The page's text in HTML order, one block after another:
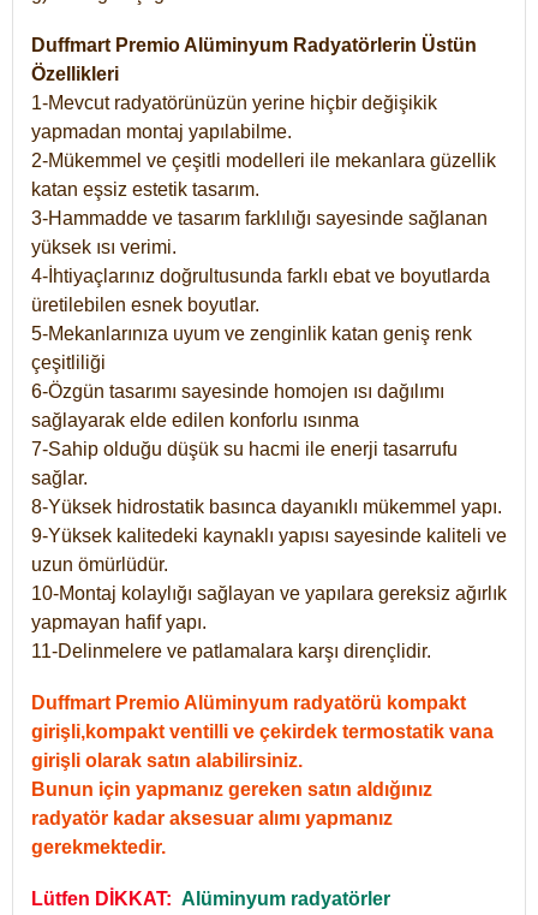
Duffmart Premio Alüminyum Radyatörlerin Üstün
Özellikleri
1-Mevcut radyatörünüzün yerine hiçbir değişikik
yapmadan montaj yapılabilme.
2-Mükemmel ve çeşitli modelleri ile mekanlara güzellik
katan eşsiz estetik tasarım.
3-Hammadde ve tasarım farklılığı sayesinde sağlanan
yüksek ısı verimi.
4-İhtiyaçlarınız doğrultusunda farklı ebat ve boyutlarda
üretilebilen esnek boyutlar.
5-Mekanlarınıza uyum ve zenginlik katan geniş renk
çeşitliliği
6-Özgün tasarımı sayesinde homojen ısı dağılımı
sağlayarak elde edilen konforlu ısınma
7-Sahip olduğu düşük su hacmi ile enerji tasarrufu
sağlar.
8-Yüksek hidrostatik basınca dayanıklı mükemmel yapı.
9-Yüksek kalitedeki kaynaklı yapısı sayesinde kaliteli ve
uzun ömürlüdür.
10-Montaj kolaylığı sağlayan ve yapılara gereksiz ağırlık
yapmayan hafif yapı.
11-Delinmelere ve patlamalara karşı dirençlidir.
Duffmart Premio Alüminyum radyatörü kompakt
girişli,kompakt ventilli ve çekirdek termostatik vana
girişli olarak satın alabilirsiniz.
Bunun için yapmanız gereken satın aldığınız
radyatör kadar aksesuar alımı yapmanız
gerekmektedir.
Lütfen DİKKAT: Alüminyum radyatörler